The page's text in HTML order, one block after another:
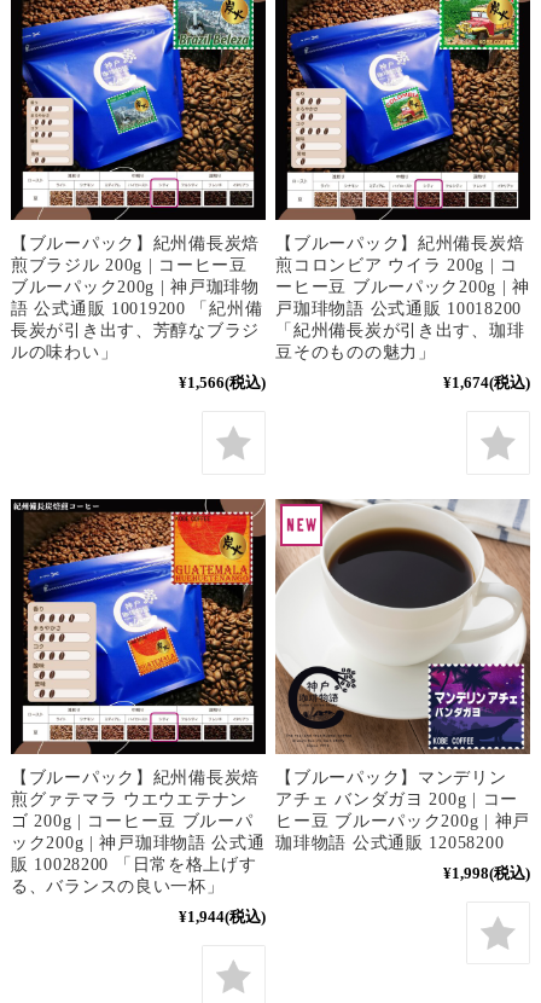
【ブルーパック】紀州備長炭焙
煎ブラジル 200g | コーヒー豆
ブルーパック200g | 神戸珈琲物
語 公式通販 10019200 「紀州備
長炭が引き出す、芳醇なブラジ
ルの味わい」
¥1,566(税込)
【ブルーパック】紀州備長炭焙
煎コロンビア ウイラ 200g | コ
ーヒー豆 ブルーパック200g | 神
戸珈琲物語 公式通販 10018200
「紀州備長炭が引き出す、珈琲
豆そのものの魅力」
¥1,674(税込)
【ブルーパック】紀州備長炭焙
煎グァテマラ ウエウエテナン
ゴ 200g | コーヒー豆 ブルーパ
ック200g | 神戸珈琲物語 公式通
販 10028200 「日常を格上げす
る、バランスの良い一杯」
¥1,944(税込)
【ブルーパック】マンデリン
アチェ バンダガヨ 200g | コー
ヒー豆 ブルーパック200g | 神戸
珈琲物語 公式通販 12058200
¥1,998(税込)